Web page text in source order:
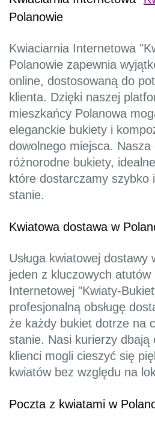
Polanowie
Kwiaciarnia Internetowa
Polanowie zapewnia
online, dostosowaną do
klienta. Dzięki naszej
mieszkańcy Polanowa
eleganckie bukiety i
dowolnego miejsca.
różnorodne bukiety,
które dostarczamy szybko
stanie.
Kwiatowa dostawa w
Usługa kwiatowej dostawy
jeden z kluczowych atutów
Internetowej "Kwiaty-
profesjonalną obsługę
że każdy bukiet dotrze na
stanie. Nasi kurierzy dbają
klienci mogli cieszyć się
kwiatów bez względu na
Poczta z kwiatami w